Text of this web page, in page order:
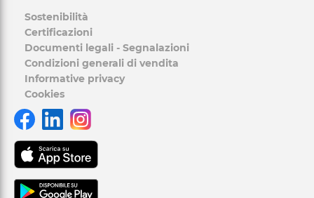
Sostenibilità
Certificazioni
Documenti legali - Segnalazioni
Condizioni generali di vendita
Informative privacy
Cookies